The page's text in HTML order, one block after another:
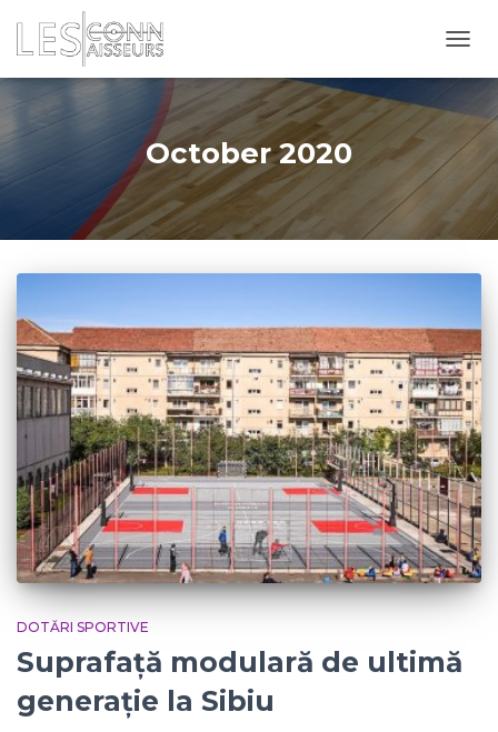
October 2020
DOTĂRI SPORTIVE
Suprafață modulară de ultimă
generație la Sibiu